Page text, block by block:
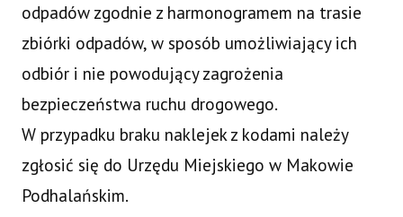
odpadów zgodnie z harmonogramem na trasie
zbiórki odpadów, w sposób umożliwiający ich
odbiór i nie powodujący zagrożenia
bezpieczeństwa ruchu drogowego.
W przypadku braku naklejek z kodami należy
zgłosić się do Urzędu Miejskiego w Makowie
Podhalańskim.